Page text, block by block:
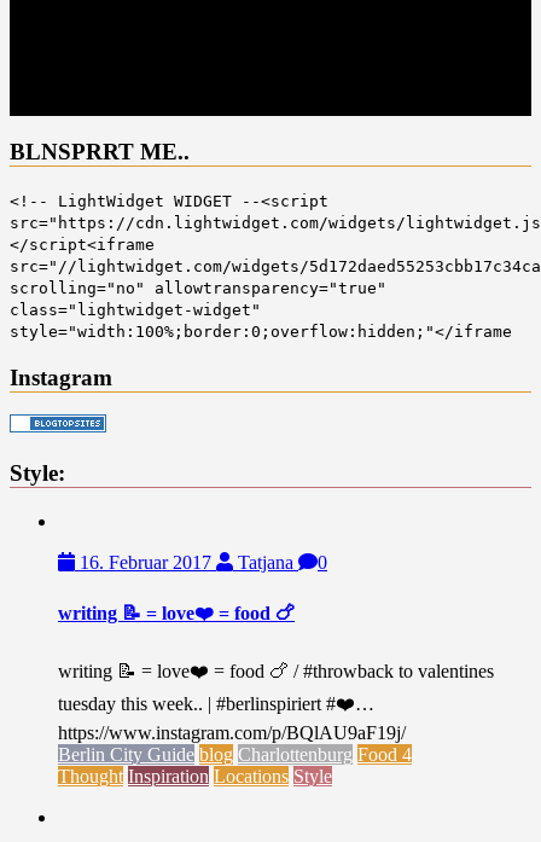
BLNSPRRT ME..
<!-- LightWidget WIDGET --<script
src="https://cdn.lightwidget.com/widgets/
</script<iframe
src="//lightwidget.com/widgets/
scrolling="no" allowtransparency="true"
class="lightwidget-widget"
style="width:100%;border:0;overflow:hidden;"</iframe
Instagram
Style:
16. Februar 2017 Tatjana 0
writing 📝 = love❤️ = food 🍗
writing 📝 = love❤️ = food 🍗 / #throwback to valentines
tuesday this week.. | #berlinspiriert #❤️…
https://www.instagram.com/p/BQlAU9aF19j/
Berlin City Guide blog Charlottenburg Food 4
Thought Inspiration Locations Style